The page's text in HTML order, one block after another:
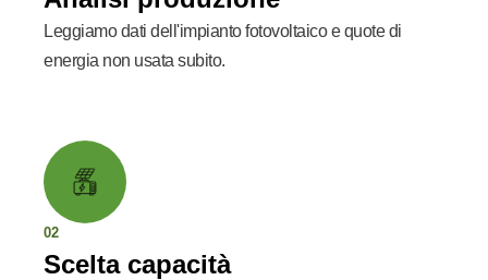
Leggiamo dati dell'impianto fotovoltaico e quote di
energia non usata subito.
02
Scelta capacità